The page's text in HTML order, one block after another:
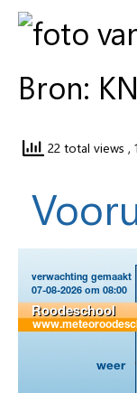
Bron:
22 total views ,